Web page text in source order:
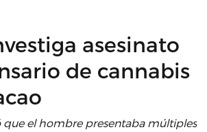
asesinato
de cannabis
que el hombre presentaba múltiples